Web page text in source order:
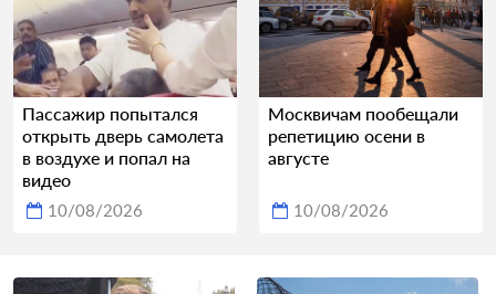
Пассажир попытался
открыть дверь самолета
в воздухе и попал на
видео
10/08/2026
Москвичам пообещали
репетицию осени в
августе
10/08/2026